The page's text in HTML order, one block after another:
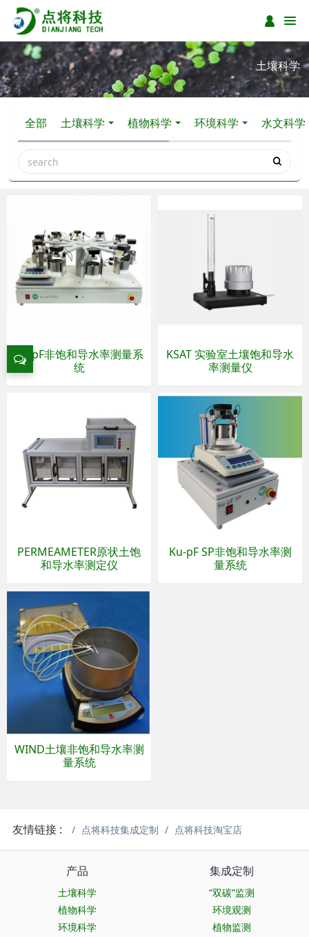
土壤科学
全部 土壤科学 植物科学 环境科学 水文科学
Ku-pF非饱和导水率测量系
统
KSAT 实验室土壤饱和导水
率测量仪
PERMEAMETER原状土饱
和导水率测定仪
Ku-pF SP非饱和导水率测
量系统
WIND土壤非饱和导水率测
量系统
友情链接 : 点将科技集成定制 点将科技淘宝店
产品
土壤科学
植物科学
环境科学
集成定制
“双碳”监测
环境观测
植物监测